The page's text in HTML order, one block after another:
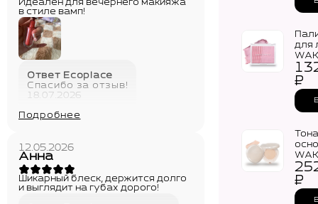
Идеален для вечернего макияжа
в стиле вамп!
Ответ Ecoplace
Спасибо за отзыв!
18.07.2026
Подробнее
12.05.2026
Анна
Шикарный блеск, держится долго
и выглядит на губах дорого!
для
₽
₽